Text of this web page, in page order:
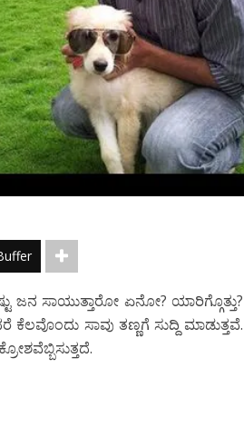
ಜನ ಸಾಯುತ್ತಾರೋ ಏನೋ? ಯಾರಿಗ್ಗೊತ್ತು?
ಸಾವು ತಣ್ಣಗೆ ಸುದ್ದಿ ಮಾಡುತ್ತವೆ.